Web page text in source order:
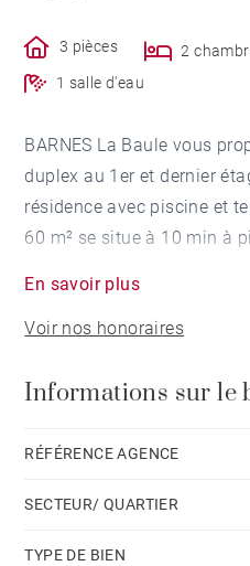
3 pièces
2
1 salle d'eau
BARNES La Baule vous
duplex au 1er et dernier
résidence avec piscine et
60 m² se situe à 10 min à
d'un séjour exposé plein
offrant une vue dégagée
et d'une cuisine
vendeur - Montant moyen
auxquels ce bien est
site Géorisques :
En savoir plus
Voir nos honoraires
Informations sur le
RÉFÉRENCE AGENCE
SECTEUR/ QUARTIER
TYPE DE BIEN